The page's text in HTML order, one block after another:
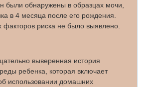
были обнаружены в образцах мочи,
в 4 месяца после его рождения.
факторов риска не было выявлено.
выверенная история
ребенка, которая включает
использовании домашних